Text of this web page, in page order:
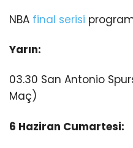
NBA final serisi
Yarın:
03.30 San Antonio
Maç)
6 Haziran Cumartesi: